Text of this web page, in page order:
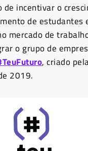
de incentivar o
de estudantes
mercado de
o grupo de
, criado
2019.